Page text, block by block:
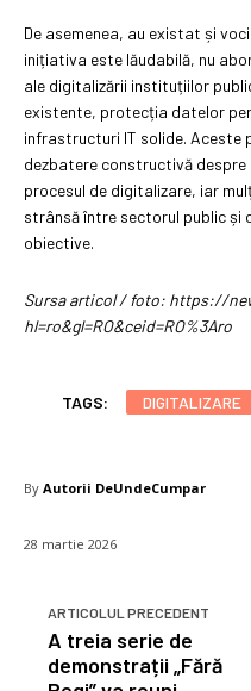
De asemenea, au existat și
inițiativa este lăudabilă, nu
ale digitalizării instituțiilor
existente, protecția datelor
infrastructuri IT solide. Aceste
dezbatere constructivă
procesul de digitalizare, iar
strânsă între sectorul public și
obiective.
Sursa articol / foto: https://
hl=ro&gl=RO&ceid=RO%3Aro
TAGS: DIGITALIZARE
By Autorii DeUndeCumpar
28 martie 2026
ARTICOLUL PRECEDENT
A treia serie de
demonstrații „Fără